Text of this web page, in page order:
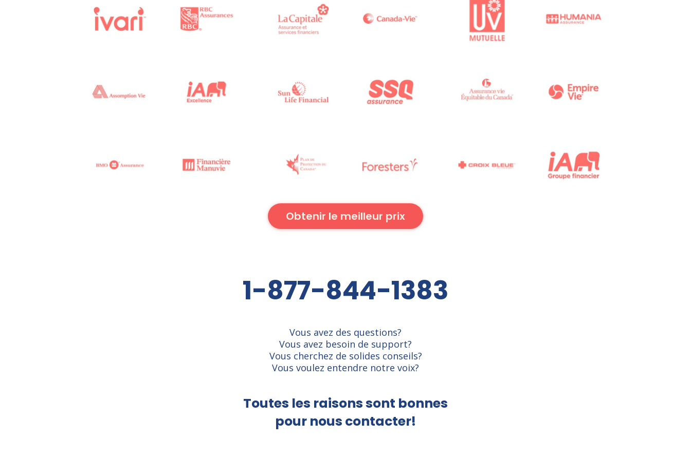
Obtenir le meilleur prix
1-877-844-1383
Vous avez des questions?
Vous avez besoin de support?
Vous cherchez de solides conseils?
Vous voulez entendre notre voix?
Toutes les raisons sont bonnes
pour nous contacter!